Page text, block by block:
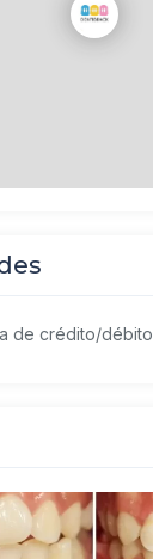
de crédito/débito